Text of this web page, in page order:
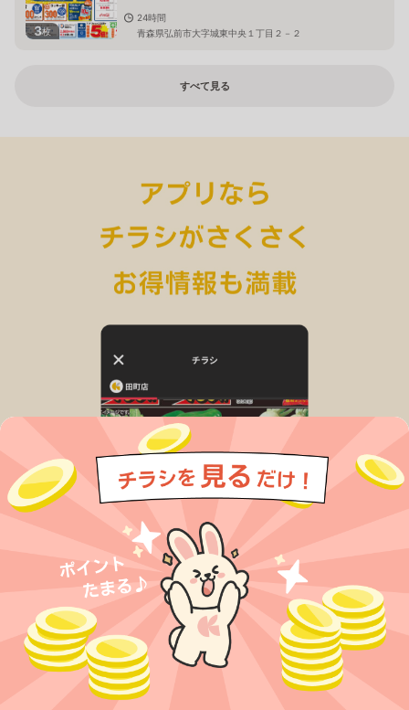
3枚
24時間
青森県弘前市大字城東中央１丁目２－２
すべて見る